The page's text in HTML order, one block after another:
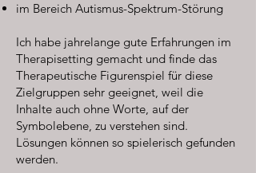
im Bereich Autismus-Spektrum-Störung
Ich habe jahrelange gute Erfahrungen im
Therapisetting gemacht und finde das
Therapeutische Figurenspiel für diese
Zielgruppen sehr geeignet, weil die
Inhalte auch ohne Worte, auf der
Symbolebene, zu verstehen sind.
Lösungen können so spielerisch gefunden
werden.